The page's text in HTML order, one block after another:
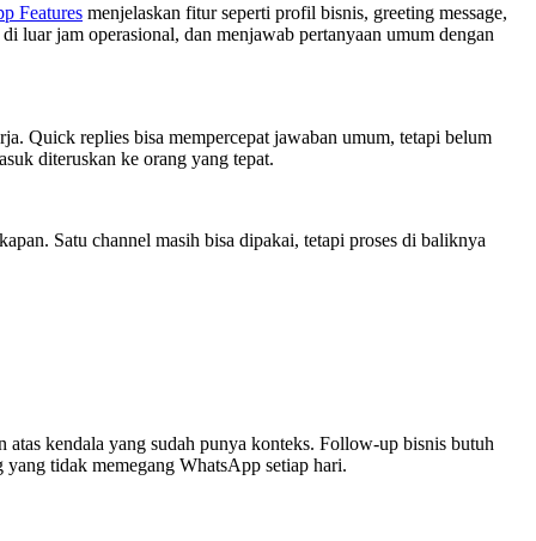
Features menjelaskan fitur seperti profil bisnis, greeting message,
luar jam operasional, dan menjawab pertanyaan umum dengan
Quick replies bisa mempercepat jawaban umum, tetapi belum
diteruskan ke orang yang tepat.
Satu channel masih bisa dipakai, tetapi proses di baliknya
kendala yang sudah punya konteks. Follow-up bisnis butuh
tidak memegang WhatsApp setiap hari.